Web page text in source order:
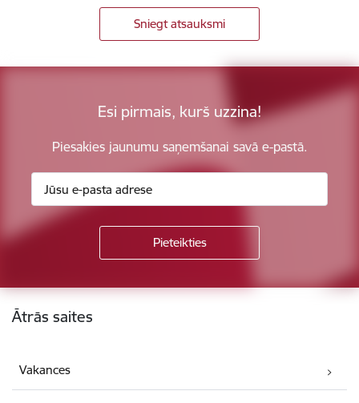
Sniegt atsauksmi
Esi pirmais, kurš uzzina!
Piesakies jaunumu saņemšanai savā e-pastā.
Kājene
Ātrās saites
Vakances